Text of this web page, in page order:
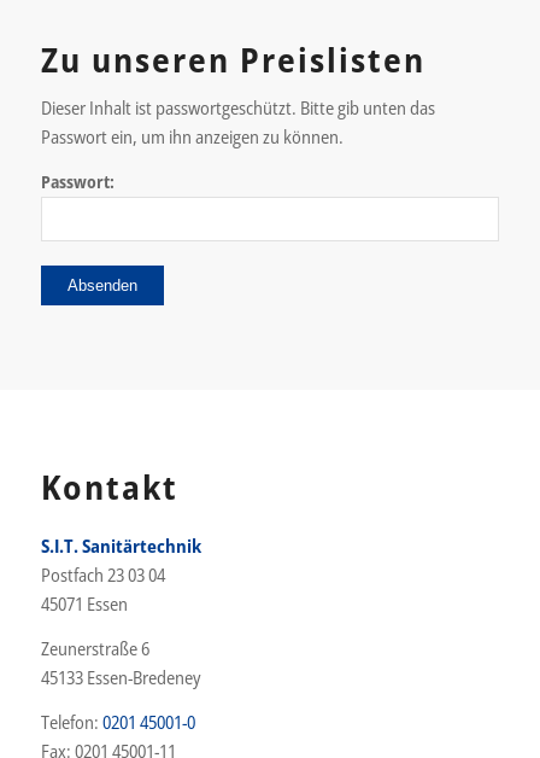
Zu unseren Preislisten
Dieser Inhalt ist passwortgeschützt. Bitte gib unten das
Passwort ein, um ihn anzeigen zu können.
Passwort:
Kontakt
S.I.T. Sanitärtechnik
Postfach 23 03 04
45071 Essen
Zeunerstraße 6
45133 Essen-Bredeney
Telefon: 0201 45001-0
Fax: 0201 45001-11